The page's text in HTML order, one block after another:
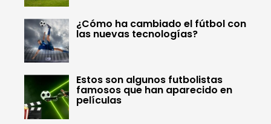
¿Cómo ha cambiado el fútbol con
las nuevas tecnologías?
Estos son algunos futbolistas
famosos que han aparecido en
películas